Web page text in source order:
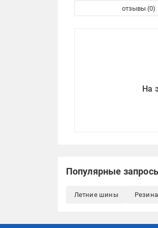
отзывы
На
Популярные
Летние шины